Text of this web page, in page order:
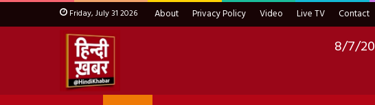
Friday, July 31 2026 About Privacy Policy Video Live TV Contact
8/7/